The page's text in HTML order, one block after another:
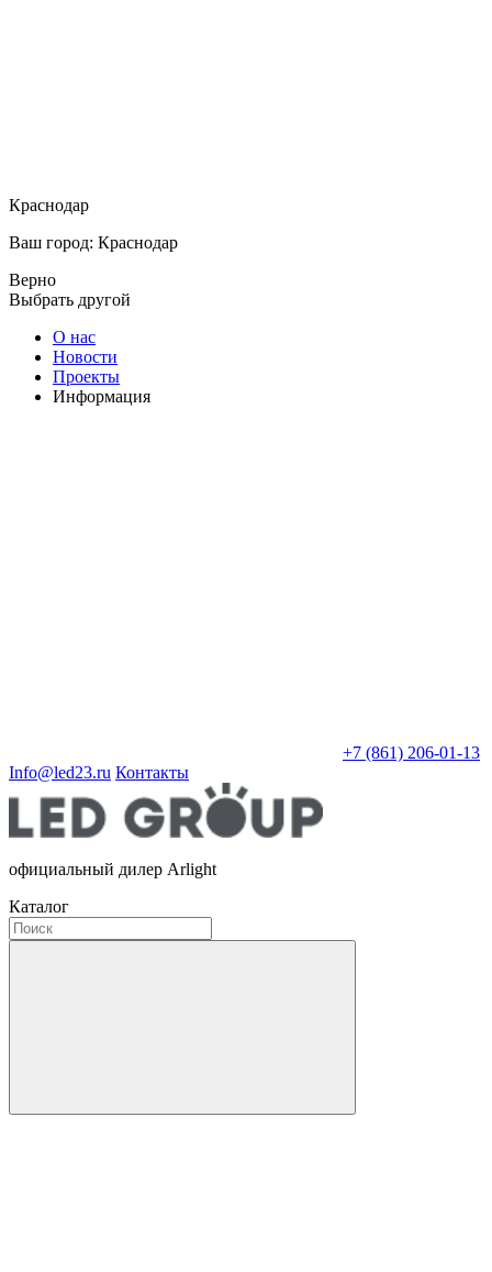
Краснодар
Ваш город: Краснодар
Верно
Выбрать другой
О нас
Новости
Проекты
Информация
+7 (861) 206-01-13
Info@led23.ru Контакты
официальный дилер Arlight
Каталог